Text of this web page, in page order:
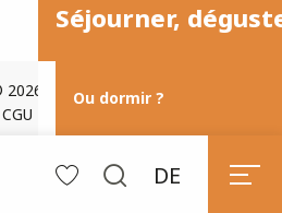
Séjourner,
Ou dormir ?
DE
Plan du site